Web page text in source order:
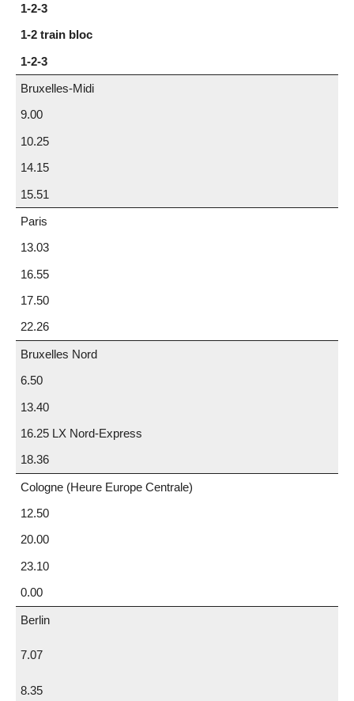
1-2-3
1-2 train bloc
1-2-3
Bruxelles-Midi
9.00
10.25
14.15
15.51
Paris
13.03
16.55
17.50
22.26
Bruxelles Nord
6.50
13.40
16.25 LX Nord-Express
18.36
Cologne (Heure Europe Centrale)
12.50
20.00
23.10
0.00
Berlin
7.07
8.35